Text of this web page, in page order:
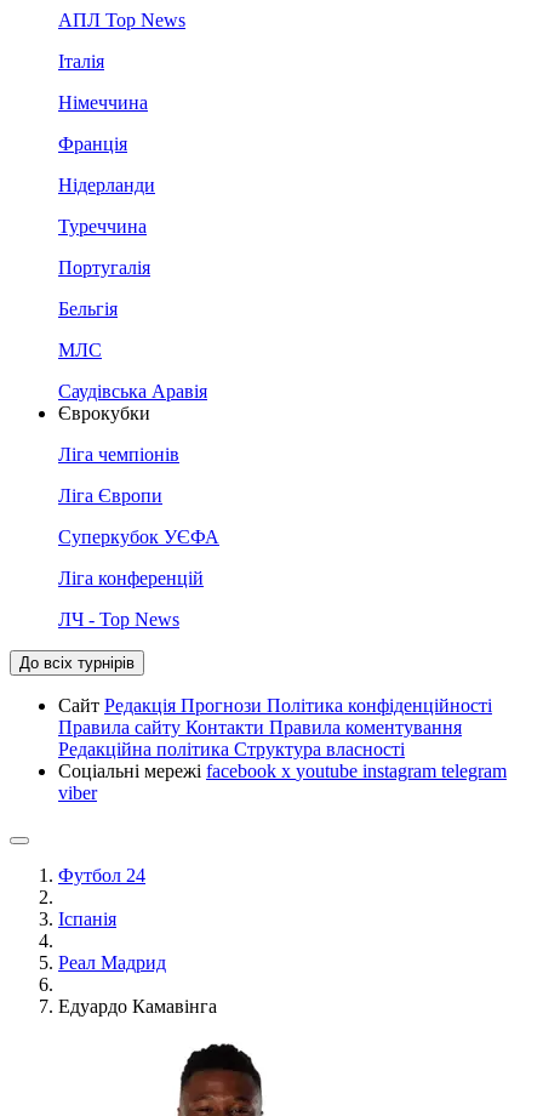
АПЛ Top News
Італія
Німеччина
Франція
Нідерланди
Туреччина
Португалія
Бельгія
МЛС
Саудівська Аравія
Єврокубки
Ліга чемпіонів
Ліга Європи
Суперкубок УЄФА
Ліга конференцій
ЛЧ - Top News
До всіх турнірів
Сайт Редакція Прогнози Політика конфіденційності
Правила сайту Контакти Правила коментування
Редакційна політика Структура власності
Соціальні мережі facebook x youtube instagram telegram
viber
Футбол 24
Іспанія
Реал Мадрид
Едуардо Камавінга